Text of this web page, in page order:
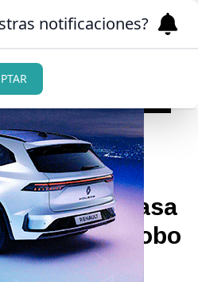
de su casa
tras el robo
notificaciones?